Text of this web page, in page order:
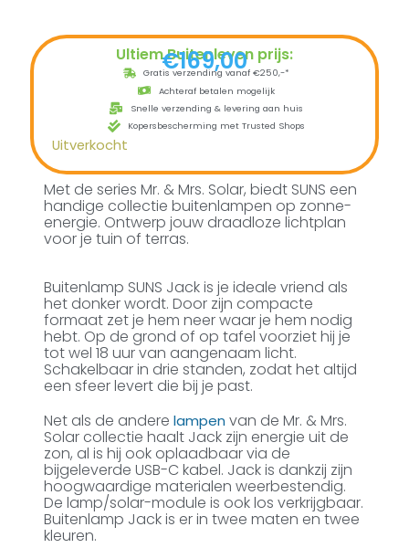
Ultiem Buitenleven prijs:
€169,00
Gratis verzending vanaf €250,-*
Achteraf betalen mogelijk
Snelle verzending & levering aan huis
Kopersbescherming met Trusted Shops
Uitverkocht
Met de series Mr. & Mrs. Solar, biedt SUNS een
handige collectie buitenlampen op zonne-
energie. Ontwerp jouw draadloze lichtplan
voor je tuin of terras.
Buitenlamp SUNS Jack is je ideale vriend als
het donker wordt. Door zijn compacte
formaat zet je hem neer waar je hem nodig
hebt. Op de grond of op tafel voorziet hij je
tot wel 18 uur van aangenaam licht.
Schakelbaar in drie standen, zodat het altijd
een sfeer levert die bij je past.
Net als de anderelampen van de Mr. & Mrs.
Solar collectie haalt Jack zijn energie uit de
zon, al is hij ook oplaadbaar via de
bijgeleverde USB-C kabel. Jack is dankzij zijn
hoogwaardige materialen weerbestendig.
De lamp/solar-module is ook los verkrijgbaar.
Buitenlamp Jack is er in twee maten en twee
kleuren.